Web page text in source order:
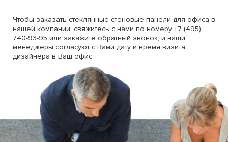
Чтобы заказать стеклянные стеновые панели для офиса в
нашей компании, свяжитесь с нами по номеру +7 (495)
740-93-95 или закажите обратный звонок, и наши
менеджеры согласуют с Вами дату и время визита
дизайнера в Ваш офис.